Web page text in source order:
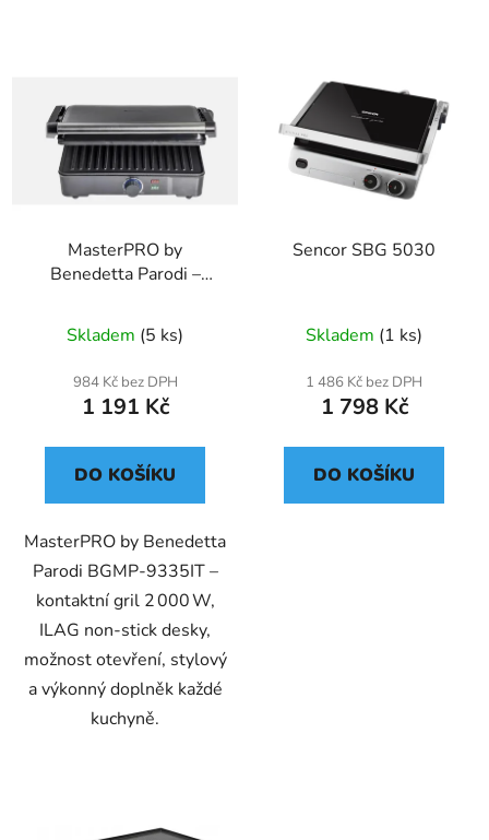
MasterPRO by
Benedetta Parodi –
grill (2 000 W)
Skladem (5 ks)
984 Kč bez DPH
1 191 Kč
DO KOŠÍKU
MasterPRO by Benedetta
Parodi BGMP‑9335IT –
kontaktní gril 2 000 W,
ILAG non‑stick desky,
možnost otevření, stylový
a výkonný doplněk každé
kuchyně.
Sencor SBG 5030
Skladem (1 ks)
1 486 Kč bez DPH
1 798 Kč
DO KOŠÍKU